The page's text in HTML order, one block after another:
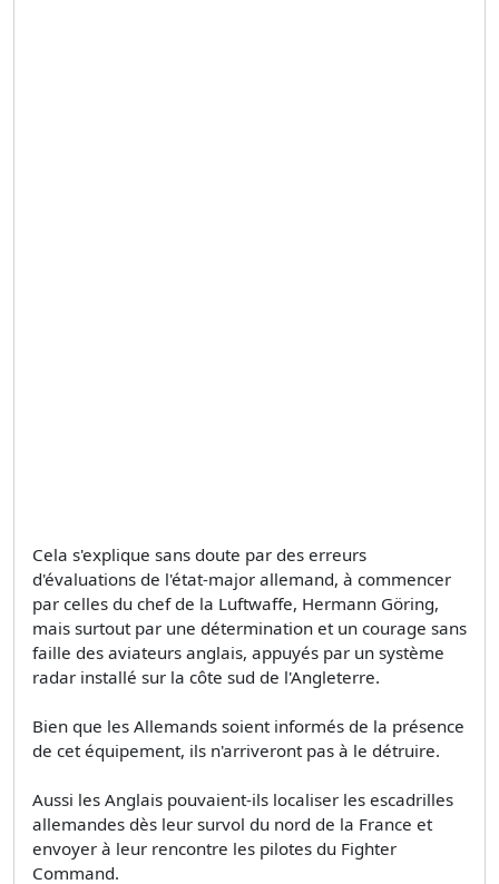
Cela s'explique sans doute par des erreurs
d'évaluations de l'état-major allemand, à commencer
par celles du chef de la Luftwaffe, Hermann Göring,
mais surtout par une détermination et un courage sans
faille des aviateurs anglais, appuyés par un système
radar installé sur la côte sud de l'Angleterre.
Bien que les Allemands soient informés de la présence
de cet équipement, ils n'arriveront pas à le détruire.
Aussi les Anglais pouvaient-ils localiser les escadrilles
allemandes dès leur survol du nord de la France et
envoyer à leur rencontre les pilotes du Fighter
Command.